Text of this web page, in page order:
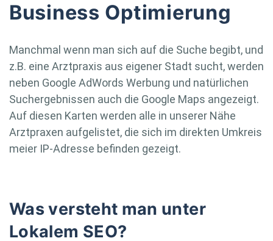
Business Optimierung
Manchmal wenn man sich auf die Suche begibt, und
z.B. eine Arztpraxis aus eigener Stadt sucht, werden
neben Google AdWords Werbung und natürlichen
Suchergebnissen auch die Google Maps angezeigt.
Auf diesen Karten werden alle in unserer Nähe
Arztpraxen aufgelistet, die sich im direkten Umkreis
meier IP-Adresse befinden gezeigt.
Was versteht man unter
Lokalem SEO?